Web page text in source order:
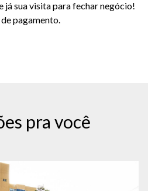
já sua visita para fechar negócio!
pagamento.
pra você